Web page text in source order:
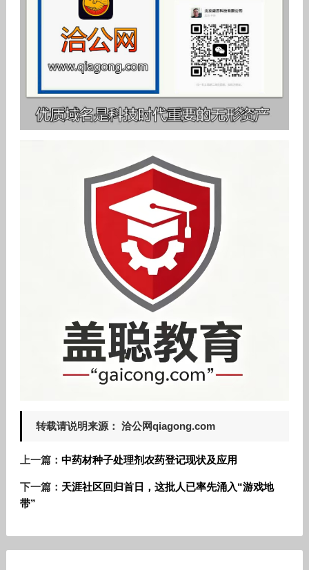
转载请说明来源： 洽公网qiagong.com
上一篇： 中药材种子处理剂农药登记现状及应用
下一篇： 天涯社区回归首日，这批人已率先涌入“游戏地
带”